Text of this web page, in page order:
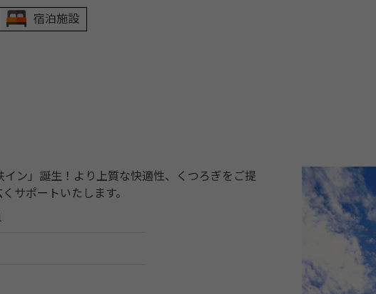
宿泊施設
ン」誕生！より上質な快適性、くつろぎをご提
サポートいたします。